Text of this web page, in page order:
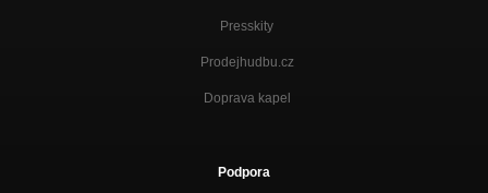
Presskity
Prodejhudbu.cz
Doprava kapel
Podpora